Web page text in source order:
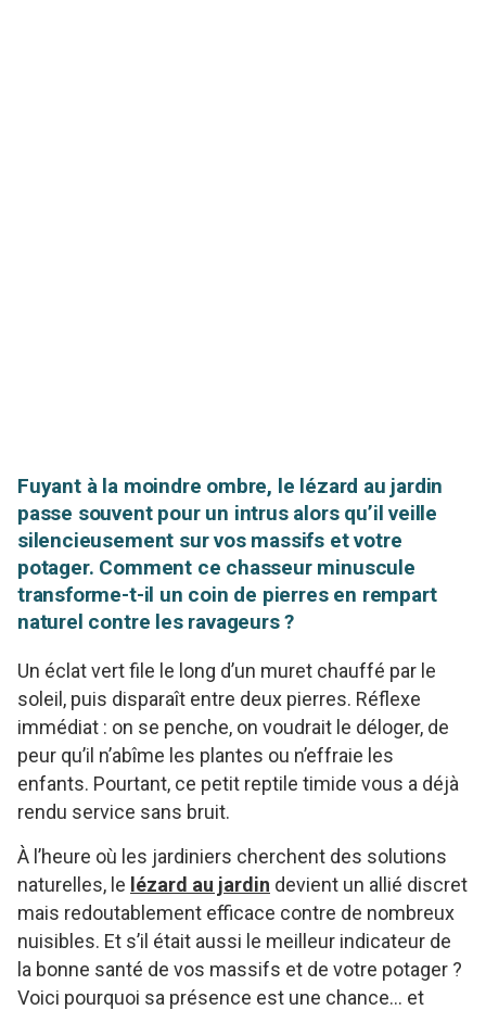
Fuyant à la moindre ombre, le lézard au jardin
passe souvent pour un intrus alors qu’il veille
silencieusement sur vos massifs et votre
potager. Comment ce chasseur minuscule
transforme-t-il un coin de pierres en rempart
naturel contre les ravageurs ?
Un éclat vert file le long d’un muret chauffé par le
soleil, puis disparaît entre deux pierres. Réflexe
immédiat : on se penche, on voudrait le déloger, de
peur qu’il n’abîme les plantes ou n’effraie les
enfants. Pourtant, ce petit reptile timide vous a déjà
rendu service sans bruit.
À l’heure où les jardiniers cherchent des solutions
naturelles, le lézard au jardin devient un allié discret
mais redoutablement efficace contre de nombreux
nuisibles. Et s’il était aussi le meilleur indicateur de
la bonne santé de vos massifs et de votre potager ?
Voici pourquoi sa présence est une chance… et